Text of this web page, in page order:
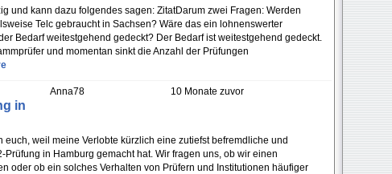
und kann dazu folgendes sagen: ZitatDarum zwei Fragen: Werden
Telc gebraucht in Sachsen? Wäre das ein lohnenswerter
Bedarf weitestgehend gedeckt? Der Bedarf ist weitestgehend gedeckt.
und momentan sinkt die Anzahl der Prüfungen
10 Monate zuvor
Anna78
in
euch, weil meine Verlobte kürzlich eine zutiefst befremdliche und
in Hamburg gemacht hat. Wir fragen uns, ob wir einen
oder ob ein solches Verhalten von Prüfern und Institutionen häufiger